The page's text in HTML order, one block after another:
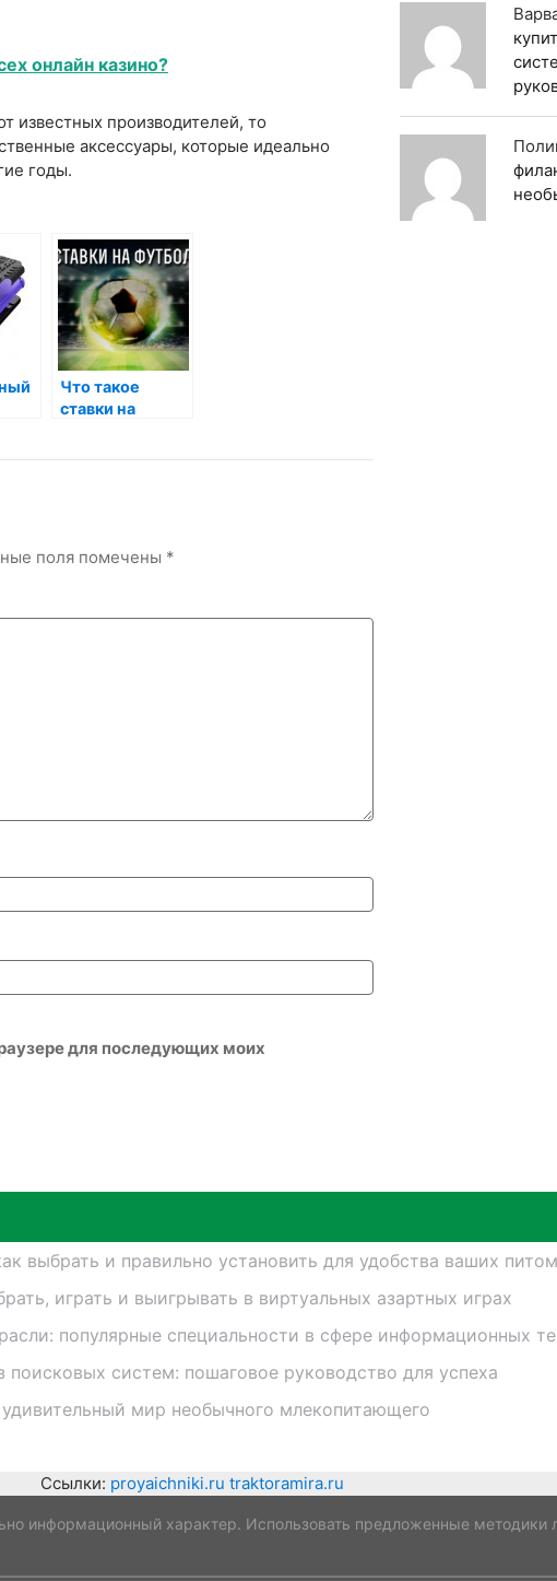
онлайн казино?
известных производителей, то
аксессуары, которые идеально
годы.
Что такое
ставки на
поля помечены *
для последующих моих
выбрать и правильно установить для удобства ваших
играть и выигрывать в виртуальных азартных играх
популярные специальности в сфере информационных
поисковых систем: пошаговое руководство для успеха
мир необычного млекопитающего
Ссылки: proyaichniki.ru traktoramira.ru
информационный характер. Использовать предложенные методики